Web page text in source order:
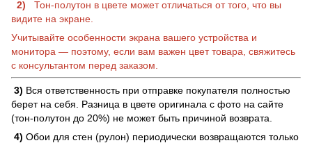
2)
Тон-полутон в цвете может отличаться от того, что вы
видите на экране.
Учитывайте особенности экрана вашего устройства и
монитора — поэтому, если вам важен цвет товара, свяжитесь
с консультантом перед заказом.
3) Вся ответственность при отправке покупателя полностью
берет на себя. Разница в цвете оригинала с фото на сайте
(тон-полутон до 20%) не может быть причиной возврата.
4) Обои для стен (рулон) периодически возвращаются только